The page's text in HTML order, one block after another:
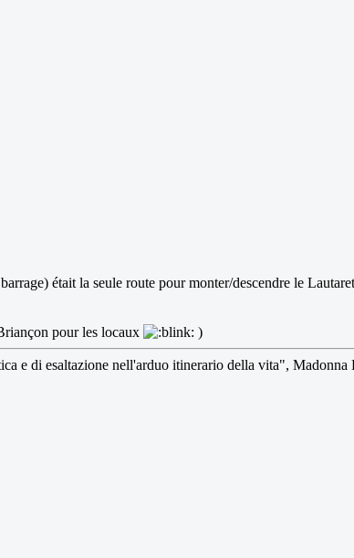
était la seule route pour monter/descendre le
pour les locaux
)
e di esaltazione nell'arduo itinerario della vita",